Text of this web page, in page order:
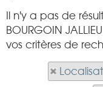
Il n'y a pas de
BOURGOIN
vos critères de